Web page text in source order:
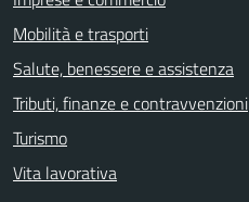
Mobilità e trasporti
Salute, benessere e assistenza
Tributi, finanze e contravvenzioni
Turismo
Vita lavorativa